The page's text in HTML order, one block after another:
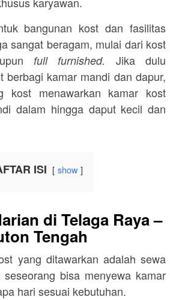
bangunan kost dan fasilitas
sangat beragam, mulai dari kost
full furnished. Jika dulu
berbagi kamar mandi dan dapur,
kost menawarkan kamar kost
dalam hingga daput kecil dan
ISI show
di Telaga Raya –
Tengah
yang ditawarkan adalah sewa
bisa menyewa kamar
hari sesuai kebutuhan.